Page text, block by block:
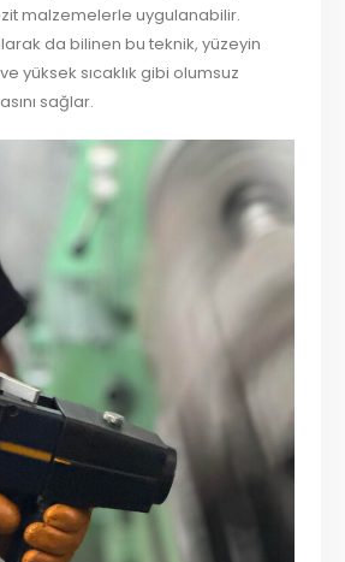
malzemelerle uygulanabilir.
da bilinen bu teknik, yüzeyin
yüksek sıcaklık gibi olumsuz
sağlar.